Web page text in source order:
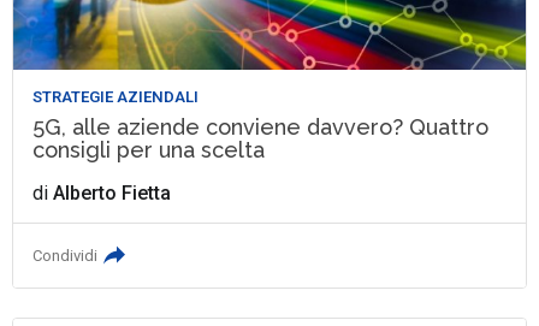
STRATEGIE AZIENDALI
5G, alle aziende conviene davvero? Quattro
consigli per una scelta
diAlberto Fietta
Condividi